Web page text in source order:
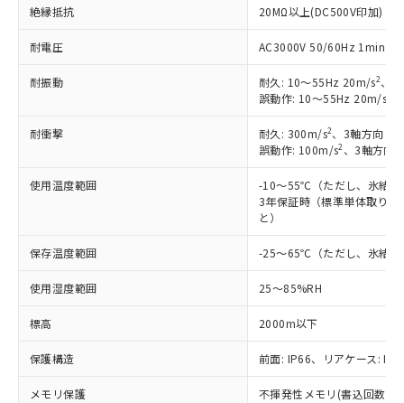
絶縁抵抗 20MΩ以上(DC500V印加)
耐電圧 AC3000V 50/60Hz 1min (
耐振動 耐久: 10～55Hz 20m/s2、3
誤動作: 10～55Hz 20m/s
耐衝撃 耐久: 300m/s2、3軸方向 各
誤動作: 100m/s2 、3軸方向
使用温度範囲
-10～55℃（ただし、氷結、
3年保証時（標準単体取り
と）
保存温度範囲 -25～65℃（ただし、氷結、
使用湿度範囲 25～85%RH
標高 2000m以下
保護構造 前面: IP66、リアケース:
メモリ保護 不揮発性メモリ(書込回数:
以下の条件をお読みいただき、同意のうえ
本サービスは、当社制御機器事業取扱
商品の当社在庫状況および標準価格
(税抜)を提供させていただくもので
当社制御機器事業取扱商品の中には、
本サービスの対象外となる商品もある
ことをご了承ください。
在庫状況および標準価格照会結果は、
記載している更新日時点での社内デー
タに基づき作成されるものであり、閲
覧された時点での実際の在庫および標
対応済み：EU RoHS指令（10物質）の
非含有に対応した製品が提供可能な商品で
有に対応した製品に切り替える予定のある
対応予定なし：EU RoHS指令（10物質）の
非含有に非対応の商品で、対応品を出す予
調査・確認中：EU RoHS指令（10物質）の
非含有の対応状況を調査中または確認中の
害物質有無と関係のない商品です。
仕入先様の事情により、非含有部品として
いたものが、含有品と判明した場合などや
むを得ず変更することがあります。
*EU RoHS指令（10物質）：
六価クロム(Cr(Ⅵ)) 1000ppm以下、ポリ臭化ビフェニル
「○」：最大均質材料含有率が中国RoHSの
基準値以下であることを示します。
基準値を超えていることを示します。
「－」：未確認です。当社販売部門へお問
*中国RoHS10物質の基準値 (GB/T26572)：
Pb(鉛) :1000ppm、 Hg(水銀) : 1000ppm、 Cd(カドミウ
ム) : 100ppm、
当社は、これら貴社製品のうち、外国
為替および外国貿易法に定める商品
（以下｢規制貨物等」という）を輸出
または国外への提供する場合は、日本
国政府の輸出許可(または役務取引許
可)を取得するなどの必要な手続きを